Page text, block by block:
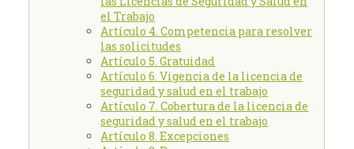
el Trabajo
Artículo 4. Competencia para resolver
las solicitudes
Artículo 5. Gratuidad
Artículo 6. Vigencia de la licencia de
seguridad y salud en el trabajo
Artículo 7. Cobertura de la licencia de
seguridad y salud en el trabajo
Artículo 8. Excepciones